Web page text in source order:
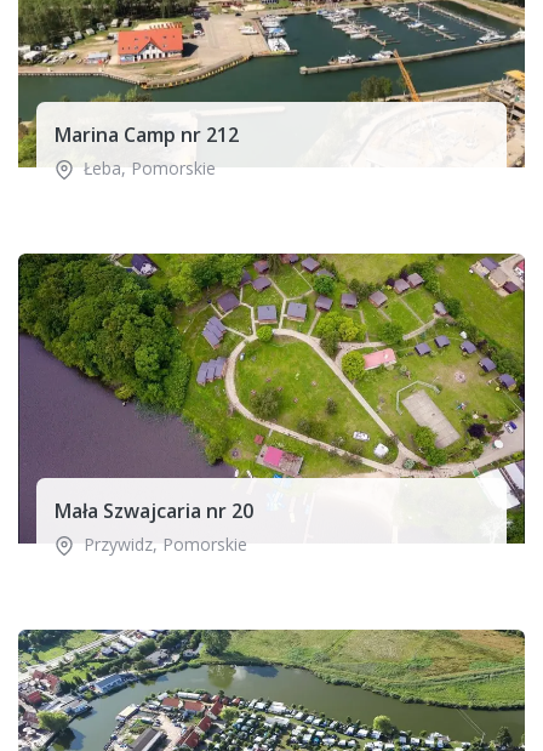
Marina Camp nr 212
Łeba,Pomorskie
Mała Szwajcaria nr 20
Przywidz, Pomorskie